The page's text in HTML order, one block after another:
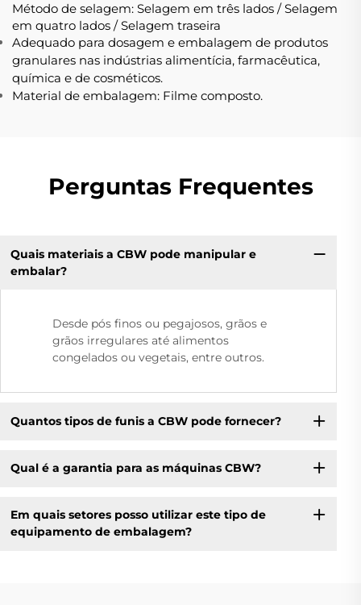
Método de selagem: Selagem em três lados / Selagem
em quatro lados / Selagem traseira
Adequado para dosagem e embalagem de produtos
granulares nas indústrias alimentícia, farmacêutica,
química e de cosméticos.
Material de embalagem: Filme composto.
Perguntas Frequentes
Quais materiais a CBW pode manipular e
embalar?
Desde pós finos ou pegajosos, grãos e
grãos irregulares até alimentos
congelados ou vegetais, entre outros.
Quantos tipos de funis a CBW pode fornecer?
Qual é a garantia para as máquinas CBW?
Em quais setores posso utilizar este tipo de
equipamento de embalagem?